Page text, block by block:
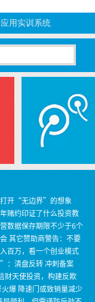
开“无边界”的想象
赌约印证了什么投资教
数据保存期限不少于6个
其它赞助商警告：不要
百万，看一个创业模式
清盘反转 冲刺备案
天使投资，构建反欺
爆 降速门或致销量减少